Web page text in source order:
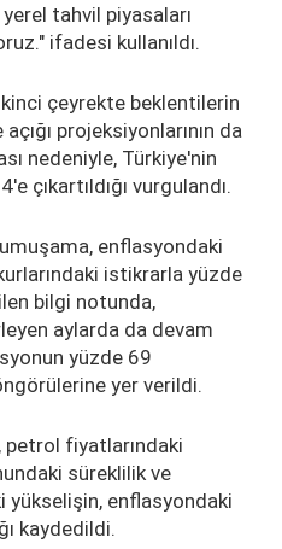
tahvil piyasaları
ifadesi kullanıldı.
çeyrekte beklentilerin
projeksiyonlarının da
nedeniyle, Türkiye'nin
çıkartıldığı vurgulandı.
enflasyondaki
istikrarla yüzde
bilgi notunda,
aylarda da devam
yüzde 69
yer verildi.
petrol fiyatlarındaki
süreklilik ve
yükselişin, enflasyondaki
kaydedildi.